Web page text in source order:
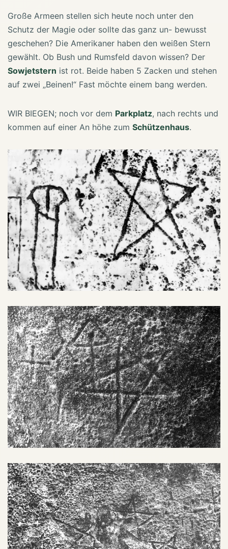
Große Armeen stellen sich heute noch unter den
Schutz der Magie oder sollte das ganz un- bewusst
geschehen? Die Amerikaner haben den weißen Stern
gewählt. Ob Bush und Rumsfeld davon wissen? Der
Sowjetstern ist rot. Beide haben 5 Zacken und stehen
auf zwei „Beinen!“ Fast möchte einem bang werden.
WIR BIEGEN; noch vor dem Parkplatz, nach rechts und
kommen auf einer An höhe zum Schützenhaus.